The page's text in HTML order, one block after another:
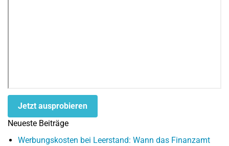
Jetzt ausprobieren
Neueste Beiträge
Werbungskosten bei Leerstand: Wann das Finanzamt